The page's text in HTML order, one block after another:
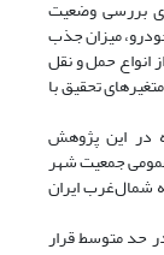
بررسی وضعیت
میزان جذب
انواع حمل و نقل
تحقیق با
در این پژوهش
جمعیت شهر
شمال‌غرب ایران
حد متوسط قرار